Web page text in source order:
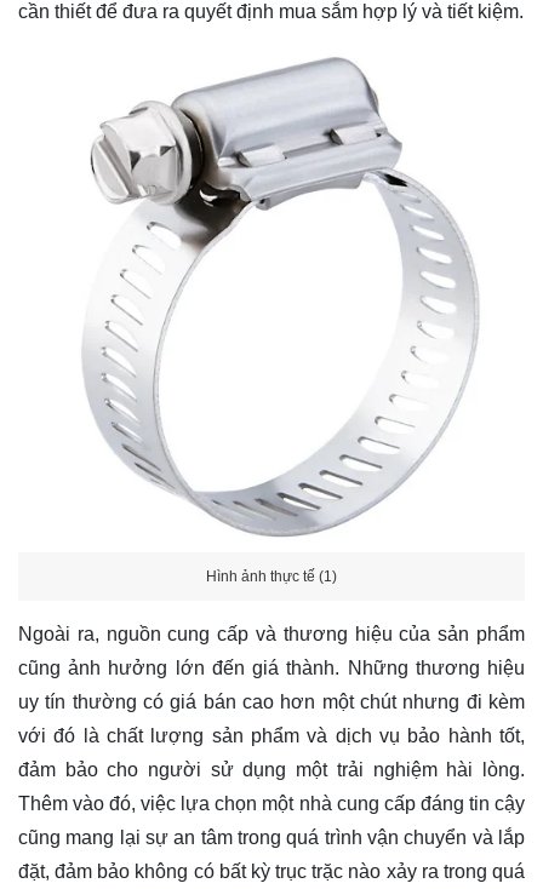
cần thiết để đưa ra quyết định mua sắm hợp lý và tiết kiệm.
Hình ảnh thực tế (1)
Ngoài ra, nguồn cung cấp và thương hiệu của sản phẩm
cũng ảnh hưởng lớn đến giá thành. Những thương hiệu
uy tín thường có giá bán cao hơn một chút nhưng đi kèm
với đó là chất lượng sản phẩm và dịch vụ bảo hành tốt,
đảm bảo cho người sử dụng một trải nghiệm hài lòng.
Thêm vào đó, việc lựa chọn một nhà cung cấp đáng tin cậy
cũng mang lại sự an tâm trong quá trình vận chuyển và lắp
đặt, đảm bảo không có bất kỳ trục trặc nào xảy ra trong quá